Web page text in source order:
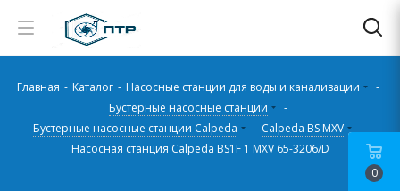
Главная - Каталог - Насосные станции для воды и канализации
-
Бустерные насосные станции
-
Бустерные насосные станции Calpeda
- Calpeda BS MXV
-
Насосная станция Calpeda BS1F 1 MXV 65-3206/D
0